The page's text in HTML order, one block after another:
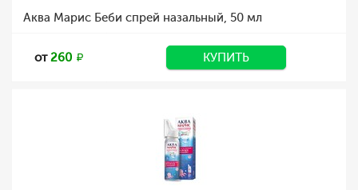
Аква Марис Беби спрей назальный, 50 мл
от260 КУПИТЬ